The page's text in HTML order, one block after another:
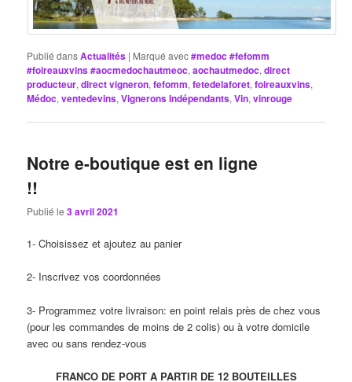
Publié dansActualités | Marqué avec#medoc #fefomm
#foireauxvins #aocmedochautmeoc,aochautmedoc,direct
producteur,direct vigneron,fefomm,fetedelaforet,foireauxvins,
Médoc,ventedevins,Vignerons Indépendants,Vin,vinrouge
Notre e-boutique est en ligne
!!
Publié le3 avril 2021
1- Choisissez et ajoutez au panier
2- Inscrivez vos coordonnées
3- Programmez votre livraison: en point relais près de chez vous
(pour les commandes de moins de 2 colis) ou à votre domicile
avec ou sans rendez-vous
FRANCO DE PORT A PARTIR DE 12 BOUTEILLES